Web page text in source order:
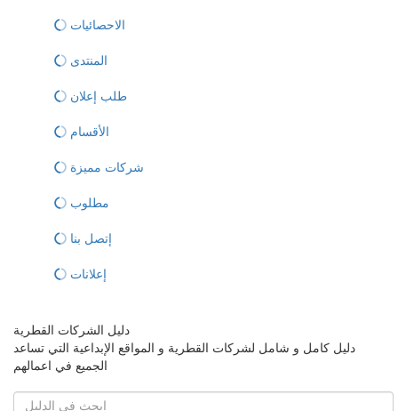
الاحصائيات
المنتدى
طلب إعلان
الأقسام
شركات مميزة
مطلوب
إتصل بنا
إعلانات
دليل الشركات القطرية
دليل كامل و شامل لشركات القطرية و المواقع الإبداعية التي تساعد
الجميع في اعمالهم